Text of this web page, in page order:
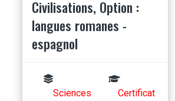
Civilisations, Option :
langues romanes -
espagnol
Sciences
Certificat